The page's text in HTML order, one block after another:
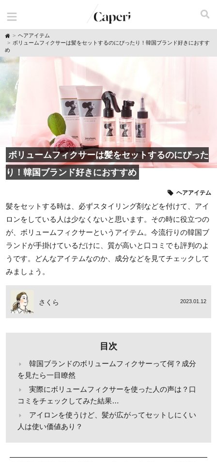
H
o
m
ヘアアイテム
ボリュームフィクサーは髪をセットするのにぴったり！韓国ブランド好きにおすす
め
ボリュームフィクサーは髪をセットするのにぴった
り！韓国ブランド好きにおすすめ
ヘアアイテム
髪をセットする時は、必ずスタイリング剤などを付けて、アイ
ロンをしている人は少なくないと思います。その時に役立つの
が、ボリュームフィクサーというアイテム。今流行りの韓国ブ
ランドが手掛けているだけに、質が高いと口コミでも評判のよ
うです。どんなアイテムなのか、成分などを見てチェックして
みましょう。
さくら 2023.01.12
目次
韓国ブランドのボリュームフィクサーって何？成分
を見たら一目瞭然
実際にボリュームフィクサーを使った人の声は？口
コミをチェックしてみた結果…
アイロンを使うけど、髪が広がってセットしにくい
人は使い価値あり？